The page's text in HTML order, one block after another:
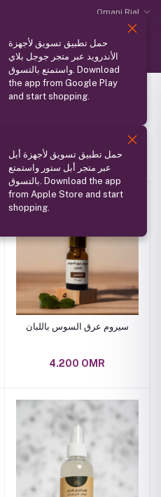
Omani Rial
سيروم عرق السوس باللبان
4.200 OMR
حمل تطبيق تسويق لأجهزة
الأندرويد عبر متجر جوجل بلاي
واستمتع بالتسوق. Download
the app from Google Play
and start shopping.
حمل تطبيق تسويق لأجهزة أبل
عبر متجر أبل ستور واستمتع
بالتسوق. Download the app
from Apple Store and start
shopping.